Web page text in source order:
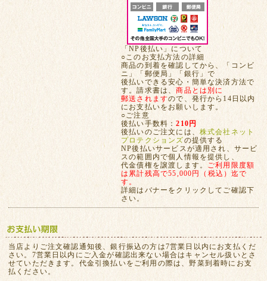
「NP後払い」について
○このお支払方法の詳細
商品の到着を確認してから、「コンビ
ニ」「郵便局」「銀行」で
後払いできる安心・簡単な決済方法で
す。請求書は、商品とは別に
郵送されますので、発行から14日以内
にお支払いをお願いします。
○ご注意
後払い手数料：210円
後払いのご注文には、 株式会社ネット
プロテクションズの提供する
NP後払いサービスが適用され、サービ
スの範囲内で個人情報を提供し、
代金債権を譲渡します。 ご利用限度額
は累計残高で55,000円（税込）迄で
す。
詳細はバナーをクリックしてご確認下
さい。
当店よりご注文確認通知後、銀行振込の方は7営業日以内にお支払くだ
さい。7営業日以内にご入金が確認出来ない場合はキャンセル扱いとさ
せていただきます。代金引換払いをご利用の際は、野菜到着時にお支
払ください。